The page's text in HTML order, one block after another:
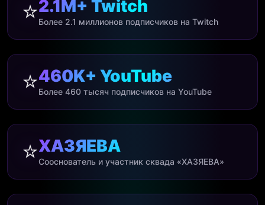
⭐2.1M+ Twitch
Более 2.1 миллионов подписчиков на Twitch
⭐460K+ YouTube
Более 460 тысяч подписчиков на YouTube
⭐ХАЗЯЕВА
Сооснователь и участник сквада «ХАЗЯЕВА»